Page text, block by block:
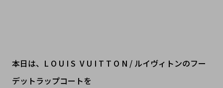
本日は、L O U I S V U I T T O N / ルイヴィトンのフー
デットラップコートを